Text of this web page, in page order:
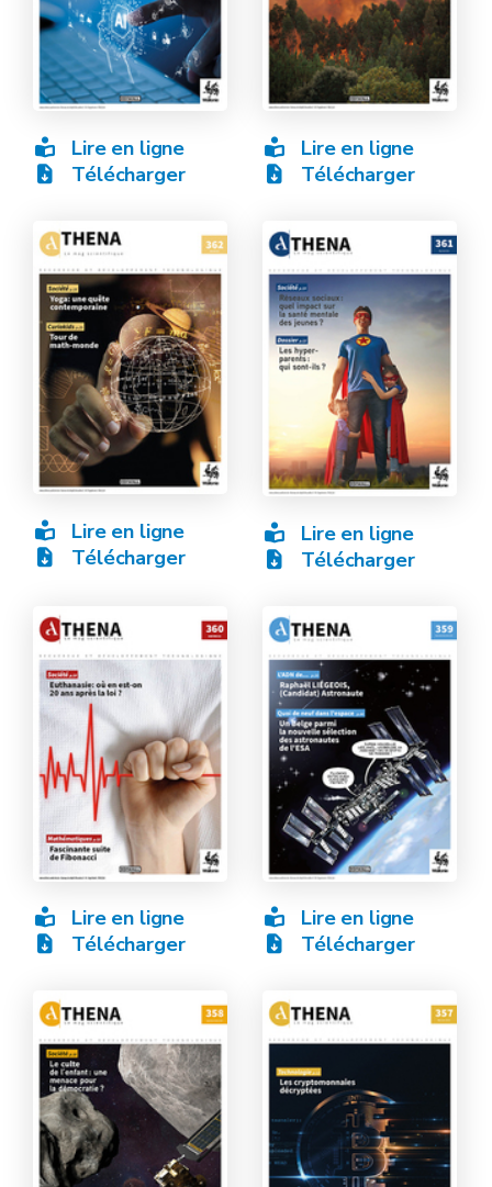
Lire en ligne
Télécharger
Lire en ligne
Télécharger
Lire en ligne
Télécharger
Lire en ligne
Télécharger
Lire en ligne
Télécharger
Lire en ligne
Télécharger